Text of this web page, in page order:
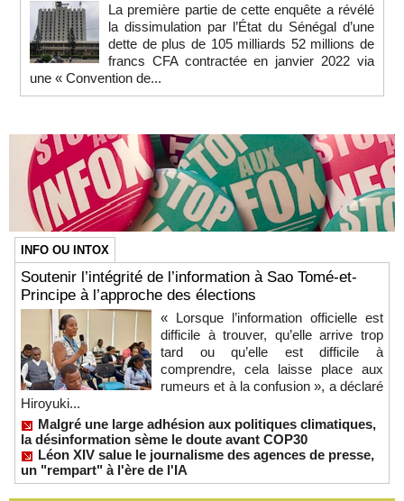
La première partie de cette enquête a révélé
la dissimulation par l’État du Sénégal d’une
dette de plus de 105 milliards 52 millions de
francs CFA contractée en janvier 2022 via
une « Convention de...
INFO OU INTOX
Soutenir l’intégrité de l’information à Sao Tomé-et-
Principe à l’approche des élections
« Lorsque l’information officielle est
difficile à trouver, qu’elle arrive trop
tard ou qu’elle est difficile à
comprendre, cela laisse place aux
rumeurs et à la confusion », a déclaré
Hiroyuki...
Malgré une large adhésion aux politiques climatiques,
la désinformation sème le doute avant COP30
Léon XIV salue le journalisme des agences de presse,
un "rempart" à l'ère de l'IA